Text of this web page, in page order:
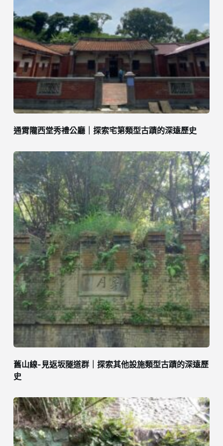
通霄隴西堂秀禮公廳｜探索宅第類型古蹟的深遠歷史
舊山線-見返坂隧道群｜探索其他設施類型古蹟的深遠歷
史